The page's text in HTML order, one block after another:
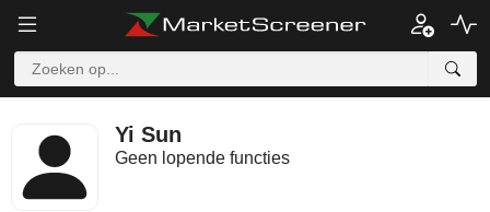
Yi Sun
Geen lopende functies